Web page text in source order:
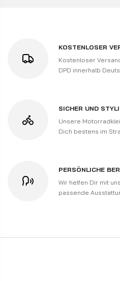
KOSTENLOSER
Kostenloser
DPD innerhalb
SICHER UND
Unsere
Dich bestens im
PERSÖNLICHE
Wir helfen Dir mit
passende